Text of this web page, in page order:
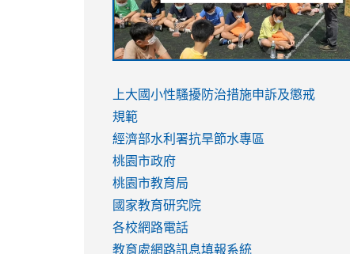
to
https://www.youtube.com/watch?
v=hC_gdZndU9s
to
https://www.youtube.com/watch?
v=hC_gdZndU9s
link
to
https://www.youtube.com/watch?
v=mfpNykQ0g4M
上大國小性騷擾防治措施申訴及懲戒
規範
經濟部水利署抗旱節水專區
桃園市政府
桃園市教育局
國家教育研究院
各校網路電話
教育處網路訊息填報系統